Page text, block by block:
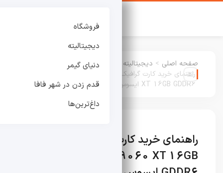
فروشگاه
دیجیتالیته
دنیای گیمر
قدم زدن در شهر فافا
داغ‌ترین‌ها
صفحه اصلی > دیجیتالیته
XT 16GB GDDR6 ایسوس
Radeon RX 9060 XT 16GB